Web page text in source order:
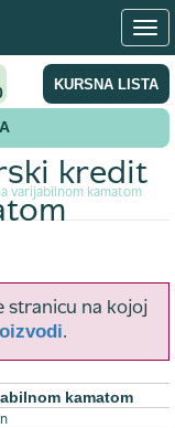
KURSNA LISTA
varijabilnom kamatom
kredit
stranicu na kojoj
.
kamatom